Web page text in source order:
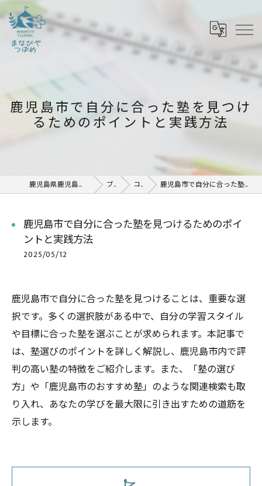
鹿児島市で自分に合った塾を見つけ
るためのポイントと実践方法
鹿児島県鹿児島市の塾ならまなびや つばめ ブログ コラム 鹿児島市で自分に合った塾を見つけるためのポイントと実践方法
鹿児島市で自分に合った塾を見つけるためのポイ
ントと実践方法
2025/05/12
鹿児島市で自分に合った塾を見つけることは、重要な選
択です。多くの選択肢がある中で、自分の学習スタイル
や目標に合った塾を選ぶことが求められます。本記事で
は、塾選びのポイントを詳しく解説し、鹿児島市内で評
判の高い塾の特徴をご紹介します。また、「塾の選び
方」や「鹿児島市のおすすめ塾」のような関連検索も取
り入れ、あなたの学びを最大限に引き出すための道筋を
示します。